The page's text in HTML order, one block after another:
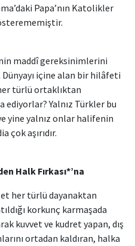
Papa’nın Katolikler
maddî gereksinimlerini
içine alan bir hilâfeti
türlü ortaklıktan
ediyorlar? Yalnız Türkler bu
yine yalnız onlar halifenin
çok aşırıdır.
Halk Fırkası*’na
her türlü dayanaktan
korkunç karmaşada
kuvvet ve kudret yapan, dış
ortadan kaldıran, halka